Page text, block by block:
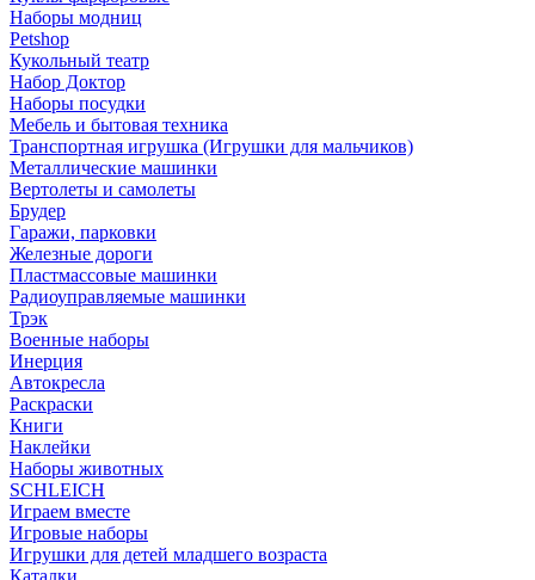
Наборы модниц
Petshop
Кукольный театр
Набор Доктор
Наборы посудки
Мебель и бытовая техника
Транспортная игрушка (Игрушки для мальчиков)
Металлические машинки
Вертолеты и самолеты
Брудер
Гаражи, парковки
Железные дороги
Пластмассовые машинки
Радиоуправляемые машинки
Трэк
Военные наборы
Инерция
Автокресла
Раскраски
Книги
Наклейки
Наборы животных
SCHLEICH
Играем вместе
Игровые наборы
Игрушки для детей младшего возраста
Каталки